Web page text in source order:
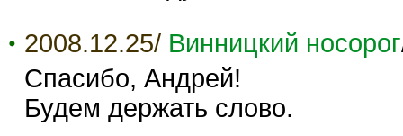
2008.12.25/ Винницкий носорог
Спасибо, Андрей!
Будем держать слово.